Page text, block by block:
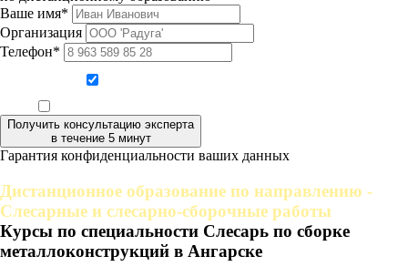
Ваше имя*
Организация
Телефон*
Получить консультацию эксперта
в течение 5 минут
Гарантия конфиденциальности ваших данных
Дистанционное образование по направлению -
Слесарные и слесарно-сборочные работы
Курсы по специальности Слесарь по сборке
металлоконструкций в Ангарске